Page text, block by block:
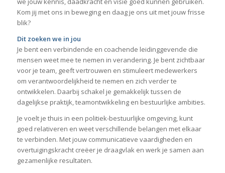
Kom jij met ons in beweging en daag je ons uit met jouw frisse
blik?
Dit zoeken we in jou
Je bent een verbindende en coachende leidinggevende die
mensen weet mee te nemen in verandering. Je bent zichtbaar
voor je team, geeft vertrouwen en stimuleert medewerkers
om verantwoordelijkheid te nemen en zich verder te
ontwikkelen. Daarbij schakel je gemakkelijk tussen de
dagelijkse praktijk, teamontwikkeling en bestuurlijke ambities.
Je voelt je thuis in een politiek-bestuurlijke omgeving, kunt
goed relativeren en weet verschillende belangen met elkaar
te verbinden. Met jouw communicatieve vaardigheden en
overtuigingskracht creëer je draagvlak en werk je samen aan
gezamenlijke resultaten.